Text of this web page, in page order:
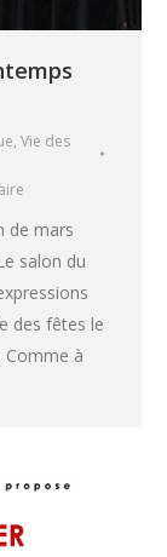
, Vie des
de mars
salon du
des fêtes le
Comme à